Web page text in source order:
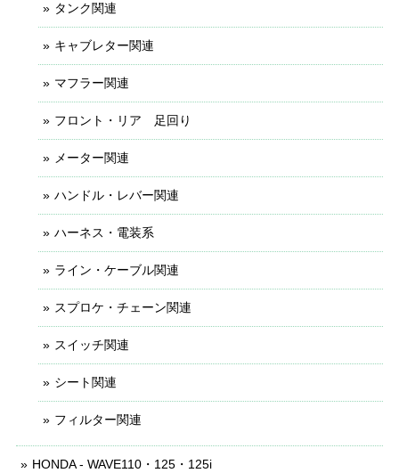
タンク関連
キャブレター関連
マフラー関連
フロント・リア 足回り
メーター関連
ハンドル・レバー関連
ハーネス・電装系
ライン・ケーブル関連
スプロケ・チェーン関連
スイッチ関連
シート関連
フィルター関連
HONDA - WAVE110・125・125i